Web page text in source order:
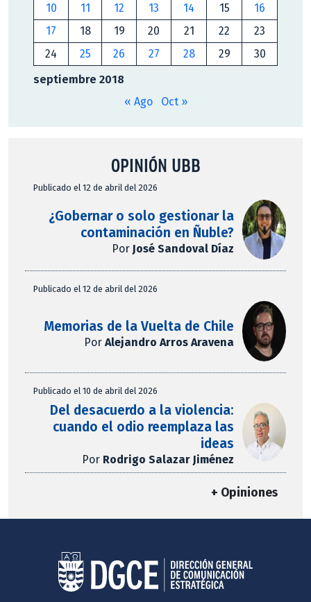
septiembre 2018
10
11 12 13 14 15
16
17
18 19 20 21 22
23
24
25 26 27 28 29 30
« Ago Oct »
OPINIÓN UBB
Publicado el 12 de abril del 2026
¿Gobernar o solo gestionar la
contaminación en Ñuble?
Por José Sandoval Díaz
Publicado el 12 de abril del 2026
Memorias de la Vuelta de Chile
PorAlejandro Arros Aravena
Publicado el 10 de abril del 2026
Del desacuerdo a la violencia:
cuando el odio reemplaza las
ideas
Por Rodrigo Salazar Jiménez
+ Opiniones